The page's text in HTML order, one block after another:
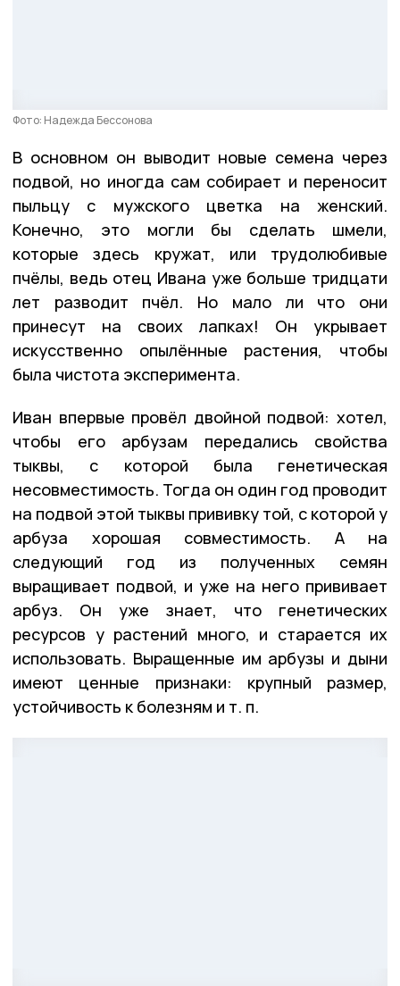
Фото: Надежда Бессонова
В основном он выводит новые семена через
подвой, но иногда сам собирает и переносит
пыльцу с мужского цветка на женский.
Конечно, это могли бы сделать шмели,
которые здесь кружат, или трудолюбивые
пчёлы, ведь отец Ивана уже больше тридцати
лет разводит пчёл. Но мало ли что они
принесут на своих лапках! Он укрывает
искусственно опылённые растения, чтобы
была чистота эксперимента.
Иван впервые провёл двойной подвой: хотел,
чтобы его арбузам передались свойства
тыквы, с которой была генетическая
несовместимость. Тогда он один год проводит
на подвой этой тыквы прививку той, с которой у
арбуза хорошая совместимость. А на
следующий год из полученных семян
выращивает подвой, и уже на него прививает
арбуз. Он уже знает, что генетических
ресурсов у растений много, и старается их
использовать. Выращенные им арбузы и дыни
имеют ценные признаки: крупный размер,
устойчивость к болезням и т. п.